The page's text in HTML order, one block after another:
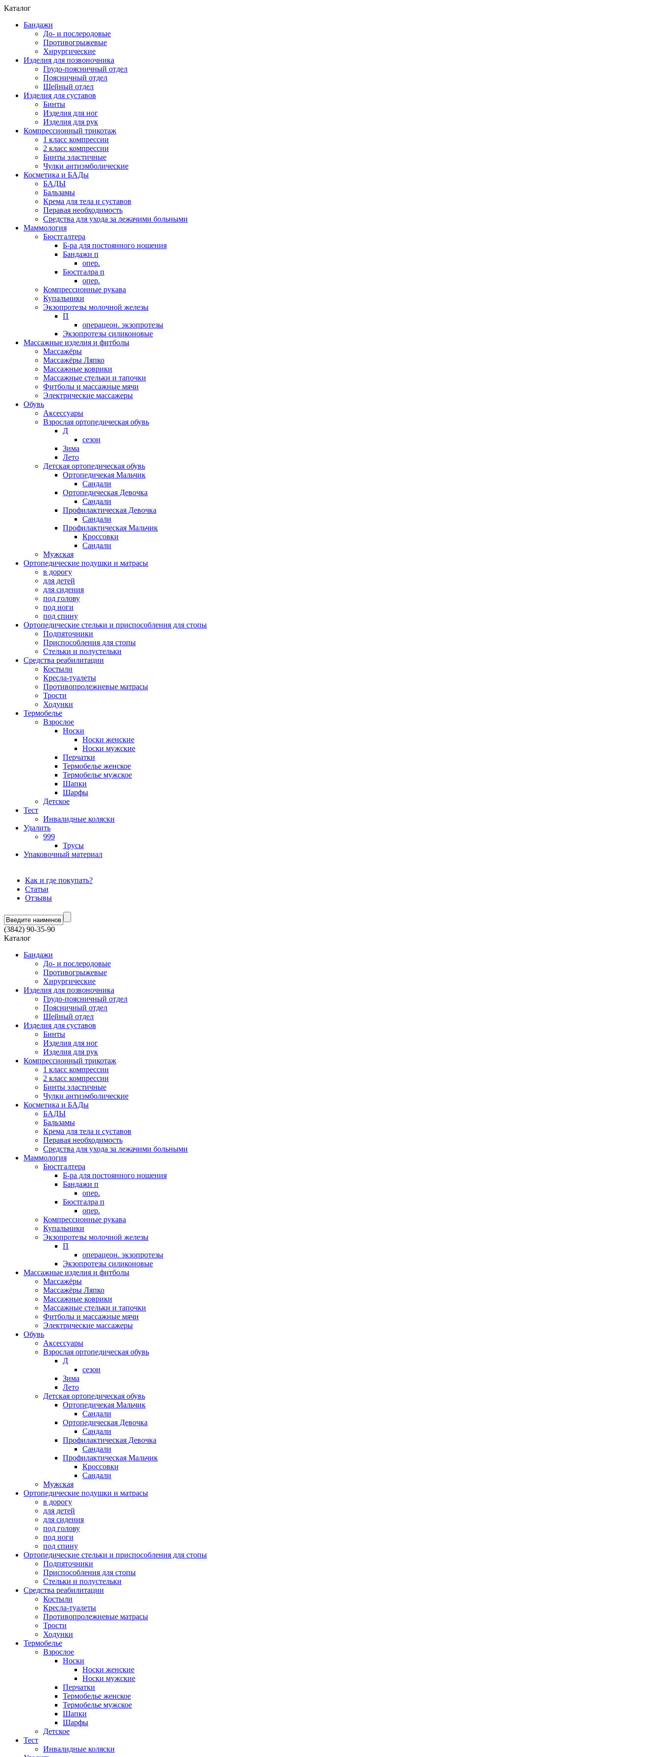
Каталог
Бандажи
До- и послеродовые
Противогрыжевые
Хирургические
Изделия для позвоночника
Грудо-поясничный отдел
Поясничный отдел
Шейный отдел
Изделия для суставов
Бинты
Изделия для ног
Изделия для рук
Компрессионный трикотаж
1 класс компрессии
2 класс компрессии
Бинты эластичные
Чулки антиэмболические
Косметика и БАДы
БАДЫ
Бальзамы
Крема для тела и суставов
Перавая необходимость
Средства для ухода за лежачими больными
Маммология
Бюстгалтера
Б-ра для постоянного ношения
Бандажи п
опер.
Бюстгалра п
опер.
Компрессионные рукава
Купальники
Экзопротезы молочной железы
П
операцеон. экзопротезы
Экзопротезы силиконовые
Массажные изделия и фитболы
Массажёры
Массажёры Ляпко
Массажные коврики
Массажные стельки и тапочки
Фитболы и массажные мячи
Электрические массажеры
Обувь
Аксессуары
Взрослая ортопедическая обувь
Д
сезон
Зима
Лето
Детская ортопедическая обувь
Ортопедичекая Мальчик
Сандали
Ортопедическая Девочка
Сандали
Профилактическая Девочка
Сандали
Профилактическая Мальчик
Кроссовки
Сандали
Мужская
Ортопедические подушки и матрасы
в дорогу
для детей
для сидения
под голову
под ноги
под спину
Ортопедические стельки и приспособления для стопы
Подпяточники
Приспособления для стопы
Стельки и полустельки
Средства реабилитации
Костыли
Кресла-туалеты
Противопролежневые матрасы
Трости
Ходунки
Термобелье
Взрослое
Носки
Носки женские
Носки мужские
Перчатки
Термобелье женское
Термобелье мужское
Шапки
Шарфы
Детское
Тест
Инвалидные коляски
Удалить
999
Трусы
Упаковочный материал
Как и где покупать?
Статьи
Отзывы
(3842) 90-35-90
Каталог
Бандажи
До- и послеродовые
Противогрыжевые
Хирургические
Изделия для позвоночника
Грудо-поясничный отдел
Поясничный отдел
Шейный отдел
Изделия для суставов
Бинты
Изделия для ног
Изделия для рук
Компрессионный трикотаж
1 класс компрессии
2 класс компрессии
Бинты эластичные
Чулки антиэмболические
Косметика и БАДы
БАДЫ
Бальзамы
Крема для тела и суставов
Перавая необходимость
Средства для ухода за лежачими больными
Маммология
Бюстгалтера
Б-ра для постоянного ношения
Бандажи п
опер.
Бюстгалра п
опер.
Компрессионные рукава
Купальники
Экзопротезы молочной железы
П
операцеон. экзопротезы
Экзопротезы силиконовые
Массажные изделия и фитболы
Массажёры
Массажёры Ляпко
Массажные коврики
Массажные стельки и тапочки
Фитболы и массажные мячи
Электрические массажеры
Обувь
Аксессуары
Взрослая ортопедическая обувь
Д
сезон
Зима
Лето
Детская ортопедическая обувь
Ортопедичекая Мальчик
Сандали
Ортопедическая Девочка
Сандали
Профилактическая Девочка
Сандали
Профилактическая Мальчик
Кроссовки
Сандали
Мужская
Ортопедические подушки и матрасы
в дорогу
для детей
для сидения
под голову
под ноги
под спину
Ортопедические стельки и приспособления для стопы
Подпяточники
Приспособления для стопы
Стельки и полустельки
Средства реабилитации
Костыли
Кресла-туалеты
Противопролежневые матрасы
Трости
Ходунки
Термобелье
Взрослое
Носки
Носки женские
Носки мужские
Перчатки
Термобелье женское
Термобелье мужское
Шапки
Шарфы
Детское
Тест
Инвалидные коляски